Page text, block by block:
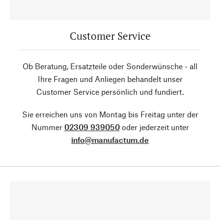
Customer Service
Ob Beratung, Ersatzteile oder Sonderwünsche - all
Ihre Fragen und Anliegen behandelt unser
Customer Service persönlich und fundiert.
Sie erreichen uns von Montag bis Freitag unter der
Nummer 02309 939050oder jederzeit unter
info@manufactum.de